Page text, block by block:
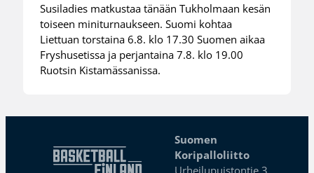
Susiladies matkustaa tänään Tukholmaan kesän
toiseen miniturnaukseen. Suomi kohtaa
Liettuan torstaina 6.8. klo 17.30 Suomen aikaa
Fryshusetissa ja perjantaina 7.8. klo 19.00
Ruotsin Kistamässanissa.
Suomen
Koripalloliitto